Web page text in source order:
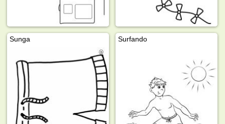
Sunga Surfando